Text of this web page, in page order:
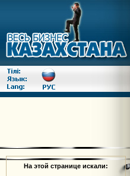
На этой странице искали: